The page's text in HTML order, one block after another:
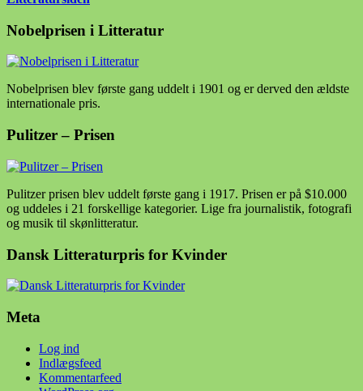
Nobelprisen i Litteratur
Nobelprisen blev første gang uddelt i 1901 og er derved den ældste
internationale pris.
Pulitzer – Prisen
Pulitzer prisen blev uddelt første gang i 1917. Prisen er på $10.000
og uddeles i 21 forskellige kategorier. Lige fra journalistik, fotografi
og musik til skønlitteratur.
Dansk Litteraturpris for Kvinder
Meta
Log ind
Indlægsfeed
Kommentarfeed